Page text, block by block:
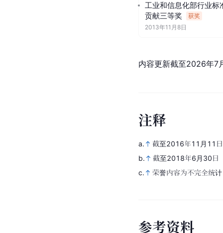
工业和信息化部行业标
贡献三等奖
获奖
2013年11月8日
内容更新截至2026年7
注释
a.
截至2016年11月11日
b.
截至2018年6月30日
c.
荣誉内容为不完全统
参考资料